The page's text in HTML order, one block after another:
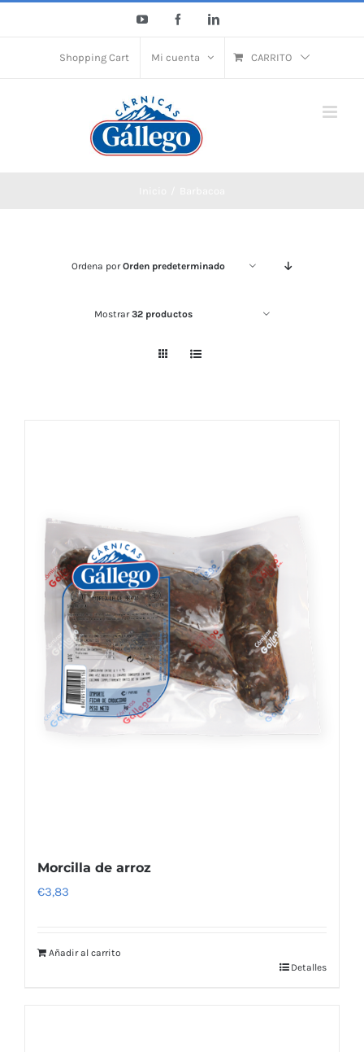
YouTube FacebookLinkedIn
Shopping Cart Mi cuenta CARRITO
Ordena porOrden predeterminado
Mostrar32 productos
Morcilla de arroz
€3,83
Añadir al carrito
Detalles